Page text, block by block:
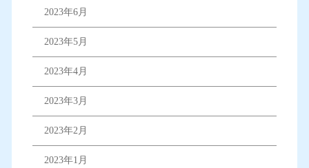
2023年6月
2023年5月
2023年4月
2023年3月
2023年2月
2023年1月